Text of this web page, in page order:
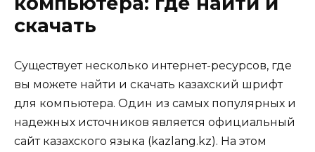
скачать
Существует несколько интернет-ресурсов, где
вы можете найти и скачать казахский шрифт
для компьютера. Один из самых популярных и
надежных источников является официальный
сайт казахского языка (kazlang.kz). На этом